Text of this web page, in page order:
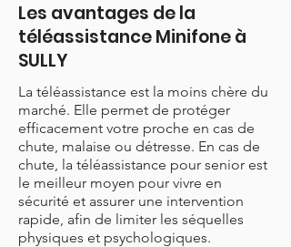
Les avantages de la
téléassistance Minifone à
SULLY
La téléassistance est la moins chère du
marché. Elle permet de protéger
efficacement votre proche en cas de
chute, malaise ou détresse. En cas de
chute, la téléassistance pour senior est
le meilleur moyen pour vivre en
sécurité et assurer une intervention
rapide, afin de limiter les séquelles
physiques et psychologiques.